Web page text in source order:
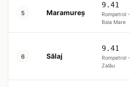
5 Maramureș
9.41
Rompetrol -
Baia Mare
6 Sălaj
9.41
Rompetrol -
Zalău